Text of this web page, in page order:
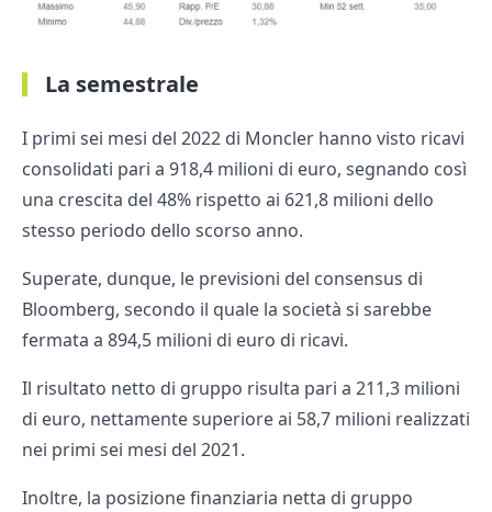
La semestrale
I primi sei mesi del 2022 di Moncler hanno visto ricavi
consolidati pari a 918,4 milioni di euro, segnando così
una crescita del 48% rispetto ai 621,8 milioni dello
stesso periodo dello scorso anno.
Superate, dunque, le previsioni del consensus di
Bloomberg, secondo il quale la società si sarebbe
fermata a 894,5 milioni di euro di ricavi.
Il risultato netto di gruppo risulta pari a 211,3 milioni
di euro, nettamente superiore ai 58,7 milioni realizzati
nei primi sei mesi del 2021.
Inoltre, la posizione finanziaria netta di gruppo